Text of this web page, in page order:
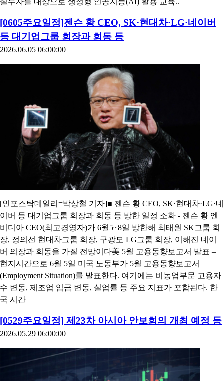
[0605주요일정]젠슨 황 CEO, SK·현대차·LG·네이버
등 대기업그룹 회장과 회동 등
2026.06.05 06:00:00
[인포스탁데일리=박상철 기자]■ 젠슨 황 CEO, SK·현대차·LG·네
이버 등 대기업그룹 회장과 회동 등 방한 일정 소화 - 젠슨 황 엔
비디아 CEO(최고경영자)가 6월5~8일 방한해 최태원 SK그룹 회
장, 정의선 현대차그룹 회장, 구광모 LG그룹 회장, 이해진 네이
버 의장과 회동을 가질 전망이다美 5월 고용동향보고서 발표 –
현지시간으로 6월 5일 미국 노동부가 5월 고용동향보고서
(Employment Situation)를 발표한다. 여기에는 비농업부문 고용자
수 변동, 제조업 임금 변동, 실업률 등 주요 지표가 포함된다. 한
국 시간
[0529주요일정] 제23차 아시아 안보회의 개최 예정 등
2026.05.29 06:00:00